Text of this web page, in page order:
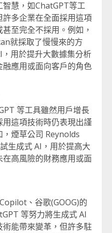
智慧，如ChatGPT等工
多企業在全面採用這項
至完全不採用。例如，
就採取了慢慢來的方
用於提升大數據集分析
應用或面向客戶的角色
等工具雖然用戶增長
這項技術時仍表現出謹
煙草公司 Reynolds
生成式 AI，用於提高大
高風險的財務應用或面
、谷歌(GOOG)的
等努力將生成式 AI
能帶來變革，但許多駐